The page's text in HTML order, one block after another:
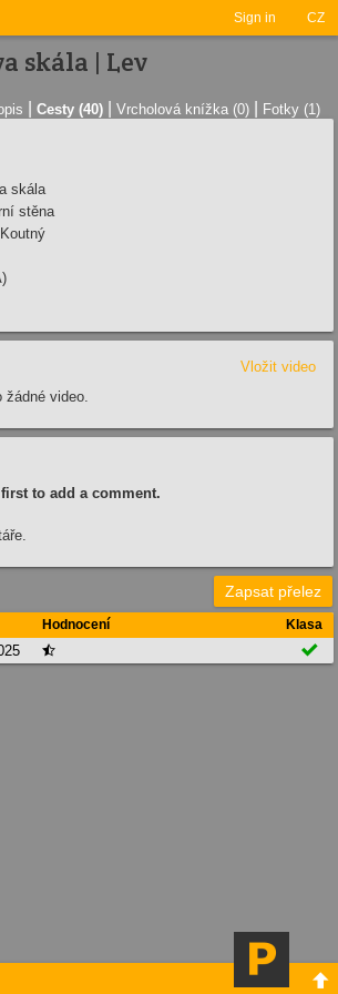
Sign in CZ
skála | Lev
Cesty (40) Vrcholová knížka (0) Fotky (1)
skála
stěna
Vložit video
video.
to add a comment.
Zapsat přelez
Hodnocení Klasa
 
